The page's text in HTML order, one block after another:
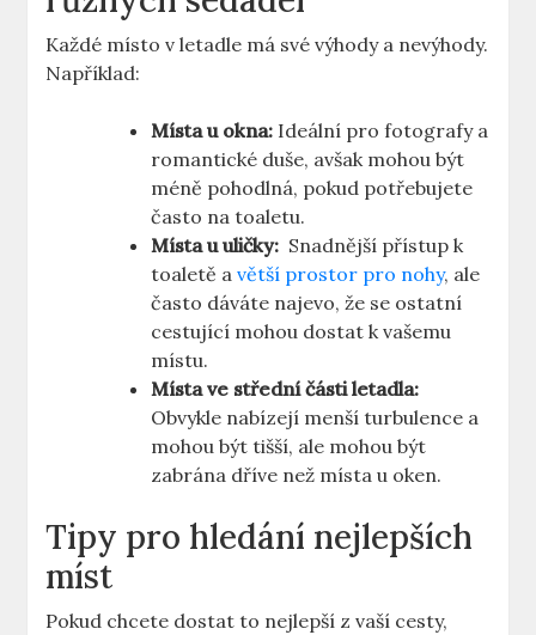
Každé místo v letadle má své výhody a nevýhody.
Například:
Místa u okna: Ideální pro ⁢fotografy ⁣a
romantické duše, avšak mohou být
méně‌ pohodlná, pokud potřebujete
často na toaletu.
Místa u uličky: ⁢ Snadnější přístup k
toaletě avětší prostor pro nohy,‍ ale
často dáváte najevo, ⁤že se ostatní
cestující mohou dostat k vašemu
místu.
Místa ve střední části letadla:
Obvykle nabízejí menší turbulence a
mohou být tišší, ale ⁣mohou být
zabrána⁣ dříve‌ než místa u oken.
Tipy pro hledání nejlepších
míst
Pokud chcete dostat to​ nejlepší z vaší cesty,